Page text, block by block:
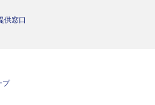
供窓口
プ